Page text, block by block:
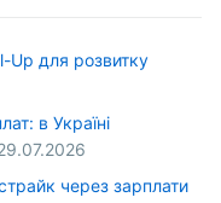
Up для розвитку
в Україні
через зарплати